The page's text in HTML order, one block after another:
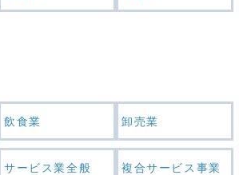
飲食業 卸売業
サービス業全般 複合サービス事業